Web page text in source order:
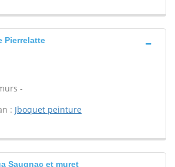
Pierrelatte
-
: Jboquet peinture
Saugnac et muret